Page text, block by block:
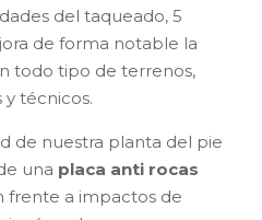
del taqueado, 5
de forma notable la
todo tipo de terrenos,
técnicos.
de nuestra planta del pie
una placa anti rocas
frente a impactos de